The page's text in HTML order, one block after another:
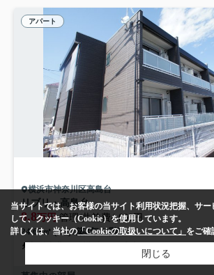
アパート
横浜市神奈川区高島台
リブリ・高島台
8.8万円管理/共益費4,000円
24.63㎡ (1K) /築8年 /2階建
当サイトでは、お客様の当サイト利用状況把握、サー
して、クッキー（Cookie）を使用しています。
詳しくは、当社の「Cookieの取扱いについて」 をご確
閉じる